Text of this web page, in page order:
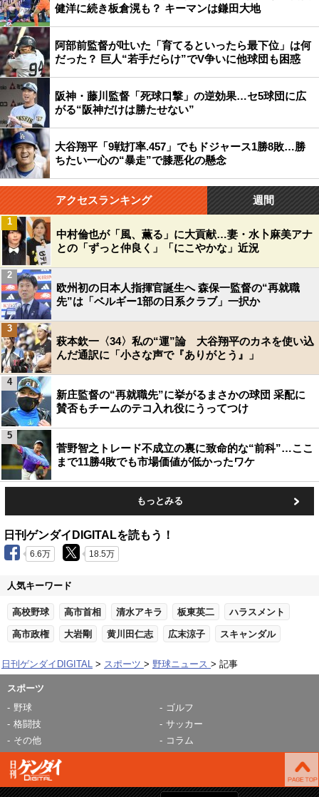
健洋に続き板倉滉も？ キーマンは鎌田大地
阿部前監督が吐いた「育てるといったら最下位」は何
だった？ 巨人“若手だらけ”でV争いに他球団も困惑
阪神・藤川監督「死球口撃」の逆効果…セ5球団に広
がる“阪神だけは勝たせない”
大谷翔平「9戦打率.457」でもドジャース1勝8敗…勝
ちたい一心の“暴走”で膝悪化の懸念
アクセスランキング 週間
中村倫也が「風、薫る」に大貢献…妻・水卜麻美アナ
との「ずっと仲良く」「にこやかな」近況
1
欧州初の日本人指揮官誕生へ 森保一監督の“再就職
先”は「ベルギー1部の日系クラブ」一択か
2
萩本欽一〈34〉私の“運”論 大谷翔平のカネを使い込
んだ通訳に「小さな声で『ありがとう』」
3
新庄監督の“再就職先”に挙がるまさかの球団 采配に
賛否もチームのテコ入れ役にうってつけ
4
菅野智之トレード不成立の裏に致命的な“前科”…ここ
まで11勝4敗でも市場価値が低かったワケ
5
もっとみる
日刊ゲンダイDIGITALを読もう！
6.6万 18.5万
人気キーワード
高校野球 高市首相 清水アキラ 板東英二 ハラスメント
高市政権 大岩剛 黄川田仁志 広末涼子 スキャンダル
日刊ゲンダイDIGITAL スポーツ 野球ニュース 記事
スポーツ
野球
ゴルフ
格闘技
サッカー
その他
コラム